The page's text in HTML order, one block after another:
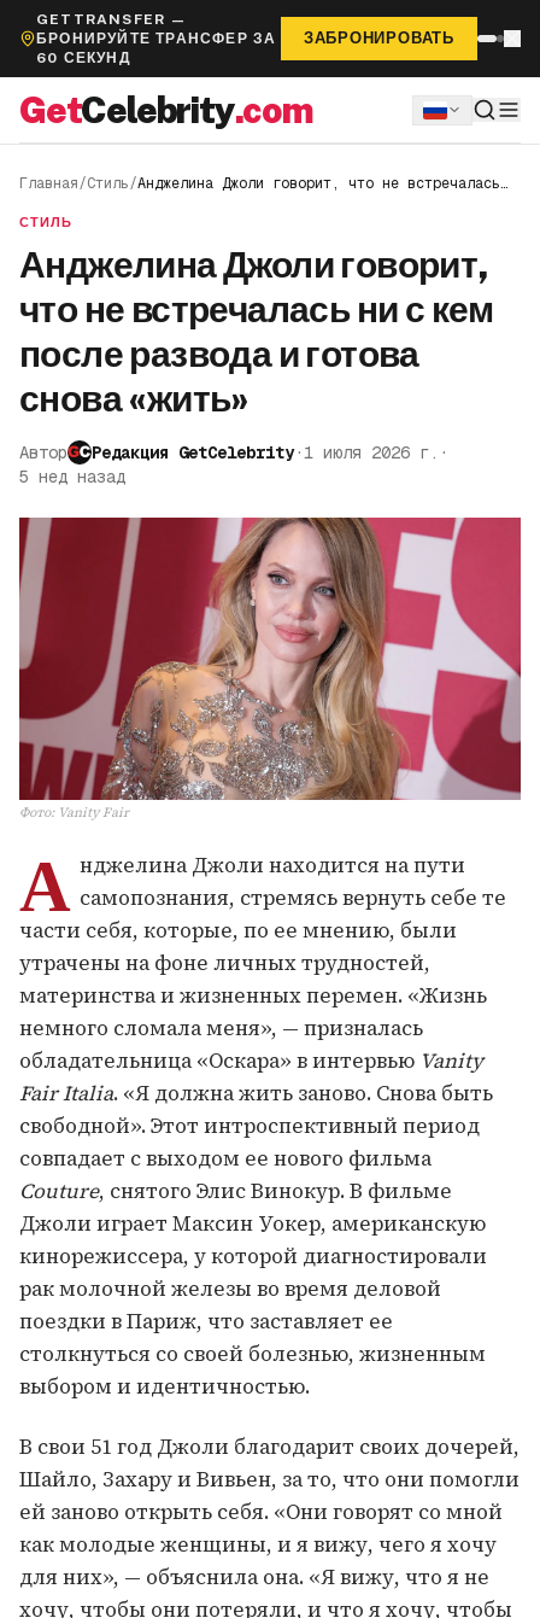
GETTRANSFER —
БРОНИРУЙТЕ ТРАНСФЕР ЗА
60 СЕКУНД
ЗАБРОНИРОВАТЬ
GetCelebrity.com
Главная/Стиль/Анджелина Джоли говорит, что не встречалась
СТИЛЬ
Анджелина Джоли говорит,
что не встречалась ни с кем
после развода и готова
снова «жить»
Автор Редакция GetCelebrity·1 июля 2026 г. ·
5 нед назад
Фото: Vanity Fair
А нджелина Джоли находится на пути
самопознания, стремясь вернуть себе те
части себя, которые, по ее мнению, были
утрачены на фоне личных трудностей,
материнства и жизненных перемен. «Жизнь
немного сломала меня», — призналась
обладательница «Оскара» в интервью Vanity
Fair Italia. «Я должна жить заново. Снова быть
свободной». Этот интроспективный период
совпадает с выходом ее нового фильма
Couture, снятого Элис Винокур. В фильме
Джоли играет Максин Уокер, американскую
кинорежиссера, у которой диагностировали
рак молочной железы во время деловой
поездки в Париж, что заставляет ее
столкнуться со своей болезнью, жизненным
выбором и идентичностью.
В свои 51 год Джоли благодарит своих дочерей,
Шайло, Захару и Вивьен, за то, что они помогли
ей заново открыть себя. «Они говорят со мной
как молодые женщины, и я вижу, чего я хочу
для них», — объяснила она. «Я вижу, что я не
хочу, чтобы они потеряли, и что я хочу, чтобы